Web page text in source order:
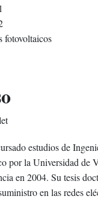
fotovoltaicos
estudios de
por la Universidad de
en 2004. Su tesis
en las redes